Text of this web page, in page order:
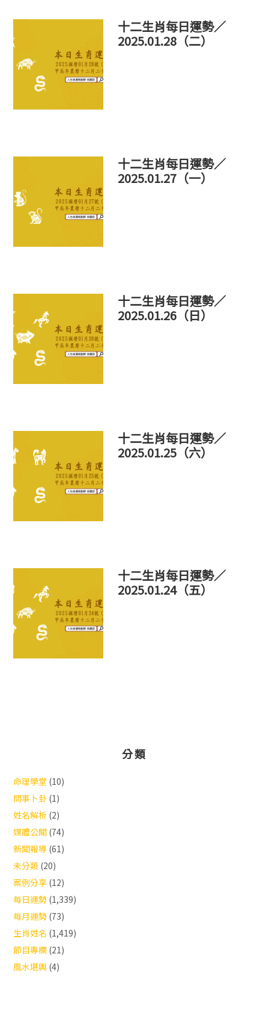
十二生肖每日運勢／
2025.01.28（二）
十二生肖每日運勢／
2025.01.27（一）
十二生肖每日運勢／
2025.01.26（日）
十二生肖每日運勢／
2025.01.25（六）
十二生肖每日運勢／
2025.01.24（五）
分類
命理學堂 (10)
問事卜卦 (1)
姓名解析 (2)
媒體公關 (74)
新聞報導 (61)
未分類 (20)
案例分享 (12)
每日運勢 (1,339)
每月運勢 (73)
生肖姓名 (1,419)
節目專欄 (21)
風水堪輿 (4)